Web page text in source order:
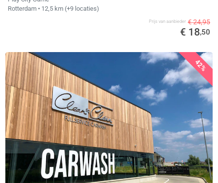
Rotterdam • 12,5 km (+9 locaties)
Prijs van aanbieder € 24,95
€ 18,50
42%